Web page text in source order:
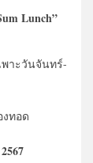
Lunch”
พาะวันจันทร์-
ทอด